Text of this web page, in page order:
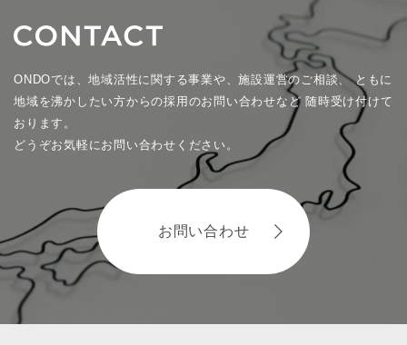
ONDOでは、地域活性に関する事業や、施設運営のご相談、ともに
地域を沸かしたい方からの採用のお問い合わせなど 随時受け付けて
おります。
どうぞお気軽にお問い合わせください。
お問い合わせ